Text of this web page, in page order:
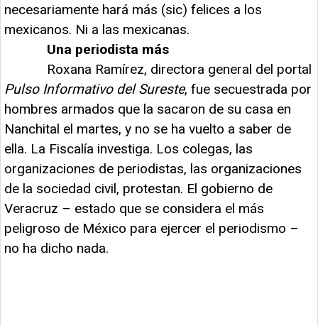
necesariamente hará más (sic) felices a los
mexicanos. Ni a las mexicanas.
Una periodista más
Roxana Ramírez, directora general del portal
Pulso Informativo del Sureste, fue secuestrada por
hombres armados que la sacaron de su casa en
Nanchital el martes, y no se ha vuelto a saber de
ella. La Fiscalía investiga. Los colegas, las
organizaciones de periodistas, las organizaciones
de la sociedad civil, protestan. El gobierno de
Veracruz – estado que se considera el más
peligroso de México para ejercer el periodismo –
no ha dicho nada.